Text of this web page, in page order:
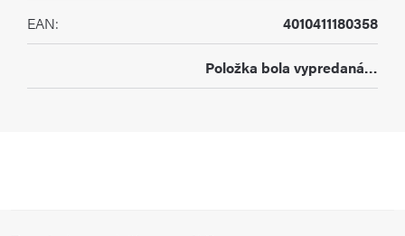
EAN: 4010411180358
Položka bola vypredaná…